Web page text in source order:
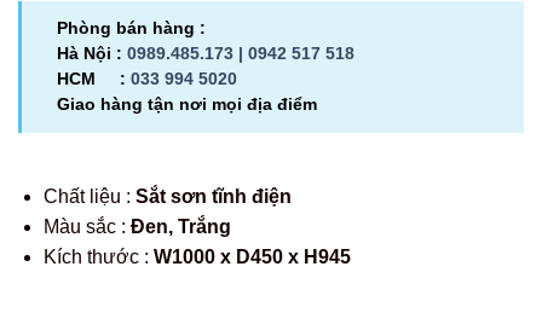
Phòng bán hàng :
Hà Nội : 0989.485.173 | 0942 517 518
HCM : 033 994 5020
Giao hàng tận nơi mọi địa điểm
Chất liệu : Sắt sơn tĩnh điện
Màu sắc : Đen, Trắng
Kích thước : W1000 x D450 x H945